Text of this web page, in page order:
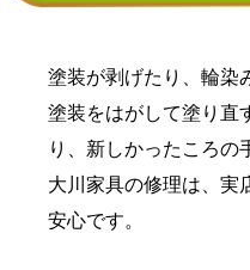
塗装が剥げたり、輪染
塗装をはがして塗り直
り、新しかったころの
大川家具の修理は、実
安心です。